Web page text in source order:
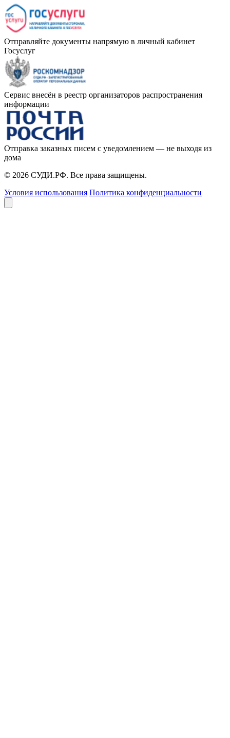
Отправляйте документы напрямую в личный кабинет
Госуслуг
Сервис внесён в реестр организаторов распространения
информации
Отправка заказных писем с уведомлением — не выходя из
дома
© 2026 СУДИ.РФ. Все права защищены.
Условия использования Политика конфиденциальности